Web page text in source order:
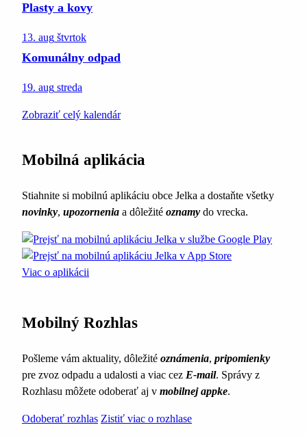
Plasty a kovy
13. aug štvrtok
Komunálny odpad
19. aug streda
Zobraziť celý kalendár
Mobilná aplikácia
Stiahnite si mobilnú aplikáciu obce Jelka a dostaňte všetky
novinky, upozornenia a dôležité oznamy do vrecka.
Viac o aplikácii
Mobilný Rozhlas
Pošleme vám aktuality, dôležité oznámenia, pripomienky
pre zvoz odpadu a udalosti a viac cez E-mail. Správy z
Rozhlasu môžete odoberať aj v mobilnej appke.
Odoberať rozhlas Zistiť viac o rozhlase